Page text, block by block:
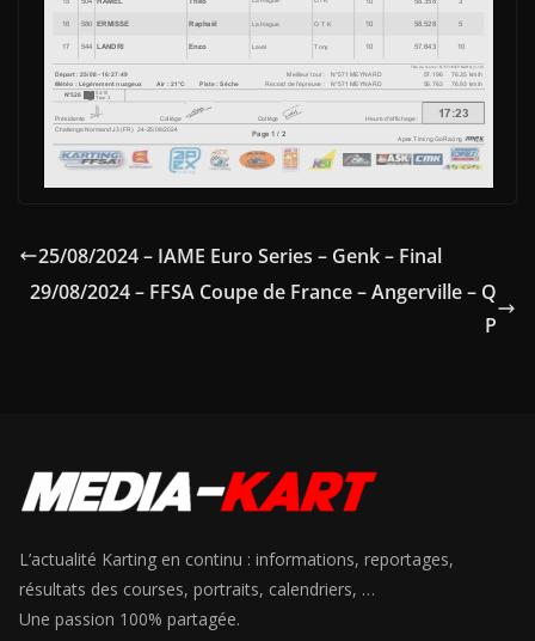
25/08/2024 – IAME Euro Series – Genk – Final
29/08/2024 – FFSA Coupe de France – Angerville – Q
P
L’actualité Karting en continu : informations, reportages,
résultats des courses, portraits, calendriers, …
Une passion 100% partagée.